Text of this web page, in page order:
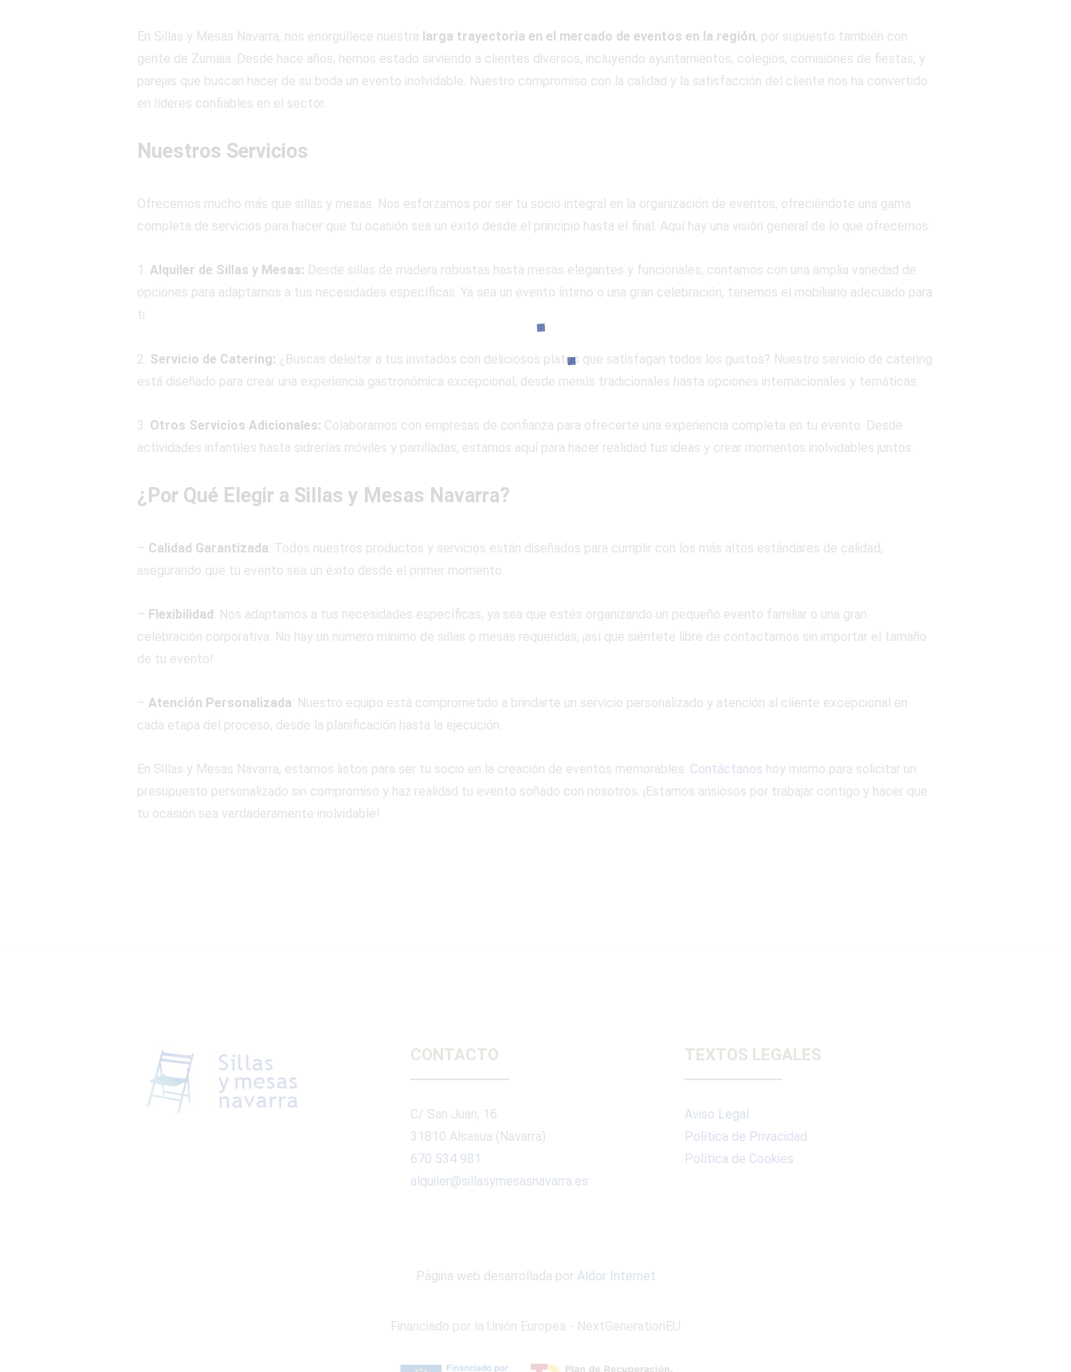
En Sillas y Mesas Navarra, nos enorgullece nuestra larga trayectoria en el mercado de eventos en la región, por supuesto también con
gente de Zumaia. Desde hace años, hemos estado sirviendo a clientes diversos, incluyendo ayuntamientos, colegios, comisiones de fiestas, y
parejas que buscan hacer de su boda un evento inolvidable. Nuestro compromiso con la calidad y la satisfacción del cliente nos ha convertido
en líderes confiables en el sector.
Nuestros Servicios
Ofrecemos mucho más que sillas y mesas. Nos esforzamos por ser tu socio integral en la organización de eventos, ofreciéndote una gama
completa de servicios para hacer que tu ocasión sea un éxito desde el principio hasta el final. Aquí hay una visión general de lo que ofrecemos:
1. Alquiler de Sillas y Mesas: Desde sillas de madera robustas hasta mesas elegantes y funcionales, contamos con una amplia variedad de
opciones para adaptarnos a tus necesidades específicas. Ya sea un evento íntimo o una gran celebración, tenemos el mobiliario adecuado para
ti.
2. Servicio de Catering: ¿Buscas deleitar a tus invitados con deliciosos platos que satisfagan todos los gustos? Nuestro servicio de catering
está diseñado para crear una experiencia gastronómica excepcional, desde menús tradicionales hasta opciones internacionales y temáticas.
3. Otros Servicios Adicionales: Colaboramos con empresas de confianza para ofrecerte una experiencia completa en tu evento. Desde
actividades infantiles hasta sidrerías móviles y parrilladas, estamos aquí para hacer realidad tus ideas y crear momentos inolvidables juntos.
¿Por Qué Elegir a Sillas y Mesas Navarra?
– Calidad Garantizada: Todos nuestros productos y servicios están diseñados para cumplir con los más altos estándares de calidad,
asegurando que tu evento sea un éxito desde el primer momento.
– Flexibilidad: Nos adaptamos a tus necesidades específicas, ya sea que estés organizando un pequeño evento familiar o una gran
celebración corporativa. No hay un número mínimo de sillas o mesas requeridas, ¡así que siéntete libre de contactarnos sin importar el tamaño
de tu evento!
– Atención Personalizada: Nuestro equipo está comprometido a brindarte un servicio personalizado y atención al cliente excepcional en
cada etapa del proceso, desde la planificación hasta la ejecución.
En Sillas y Mesas Navarra, estamos listos para ser tu socio en la creación de eventos memorables. Contáctanos hoy mismo para solicitar un
presupuesto personalizado sin compromiso y haz realidad tu evento soñado con nosotros. ¡Estamos ansiosos por trabajar contigo y hacer que
tu ocasión sea verdaderamente inolvidable!
CONTACTO
C/ San Juan, 16
31810 Alsasua (Navarra)
670 534 981
alquiler@sillasymesasnavarra.es
TEXTOS LEGALES
Aviso Legal
Política de Privacidad
Política de Cookies
Página web desarrollada por Aldor Internet
Financiado por la Unión Europea - NextGenerationEU